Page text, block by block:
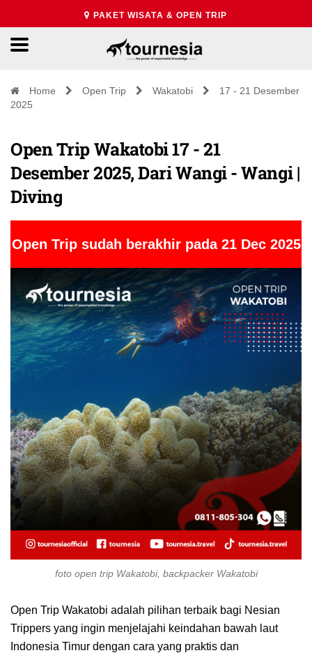
PAKET WISATA & OPEN TRIP
Home Open Trip Wakatobi
17 - 21 Desember
2025
Open Trip Wakatobi 17 - 21
Desember 2025, Dari Wangi - Wangi |
Diving
Open Trip sudah berakhir pada 21 Dec 2025
foto open trip Wakatobi, backpacker Wakatobi
Open Trip Wakatobi adalah pilihan terbaik bagi Nesian
Trippers yang ingin menjelajahi keindahan bawah laut
Indonesia Timur dengan cara yang praktis dan